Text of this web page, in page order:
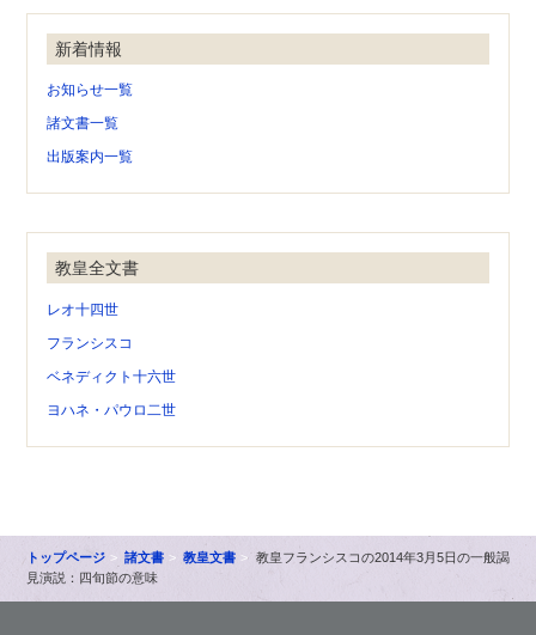
新着情報
お知らせ一覧
諸文書一覧
出版案内一覧
教皇全文書
レオ十四世
フランシスコ
ベネディクト十六世
ヨハネ・パウロ二世
トップページ 諸文書 教皇文書
教皇フランシスコの2014年3月5日の一般謁
見演説：四旬節の意味